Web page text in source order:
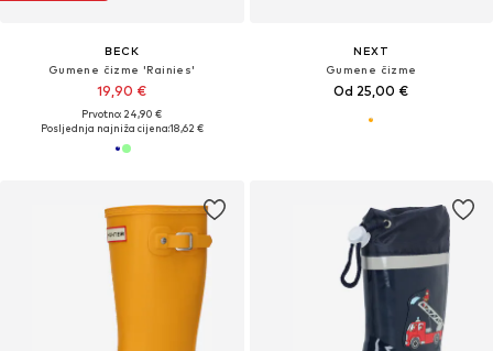
BECK
Gumene čizme 'Rainies'
19,90 €
Prvotno: 24,90 €
Posljednja najniža cijena:18,62 €
NEXT
Gumene čizme
Od 25,00 €